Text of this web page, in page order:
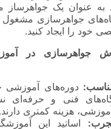
به عنوان یک جواهرساز
جواهرسازی مشغول
خود را ایجاد کنید.
جواهرسازی در
دوره‌های آموزشی
فنی و حرفه‌ای
هزینه کمتری دارند.
اساتید این